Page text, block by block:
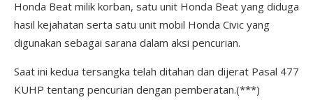
Honda Beat milik korban, satu unit Honda Beat yang diduga
hasil kejahatan serta satu unit mobil Honda Civic yang
digunakan sebagai sarana dalam aksi pencurian.
Saat ini kedua tersangka telah ditahan dan dijerat Pasal 477
KUHP tentang pencurian dengan pemberatan.(***)